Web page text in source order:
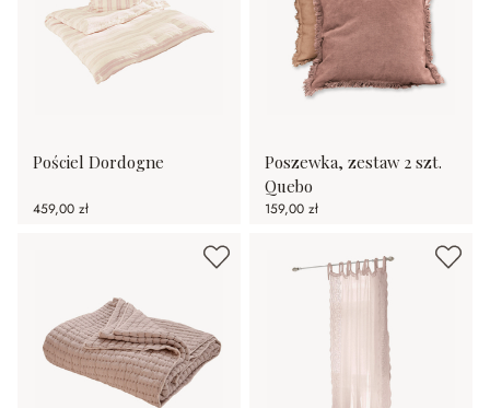
Pościel Dordogne
459,00 zł
Poszewka, zestaw 2 szt.
Quebo
159,00 zł